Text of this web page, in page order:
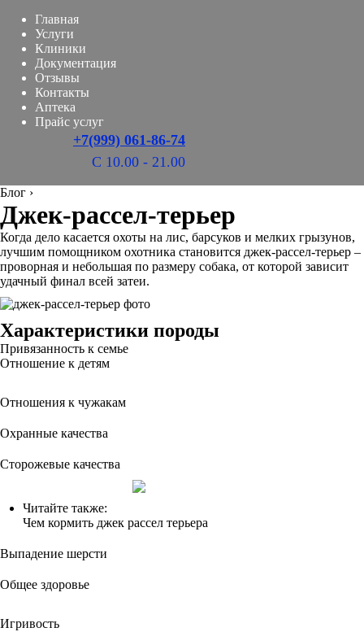
Главная
Услуги
Клиники
Документация
Отзывы
Контакты
Аптека
Прайс услуг
+7(999) 061-86-74
С 10.00 - 21.00
Блог ›
Джек-рассел-терьер
Когда дело касается охоты на лис, барсуков и мелких грызунов,
лучшим помощником охотника становится джек-рассел-терьер –
проворная и небольшая по размеру собака, от которой зависит
удачный финал всей затеи.
Характеристики породы
Привязанность к семье
Отношение к детям
Отношения к чужакам
Охранные качества
Сторожевые качества
Читайте также:
Чем кормить джек рассел терьера
Выпадение шерсти
Общее здоровье
Игривость